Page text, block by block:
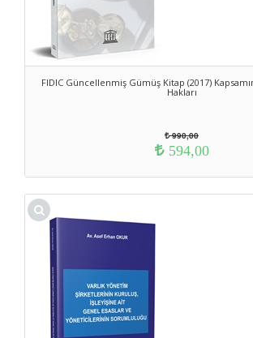
FIDIC Güncellenmiş Gümüş Kitap (2017)
Hakları
990,00
594,00